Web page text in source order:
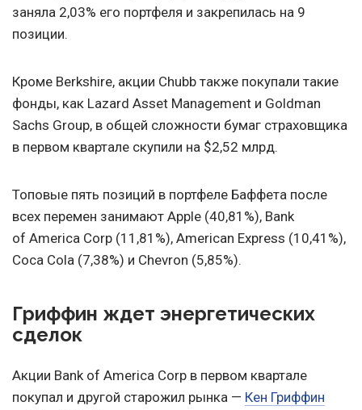
заняла 2,03% его портфеля и закрепилась на 9
позиции.
Кроме Berkshire, акции Chubb также покупали такие
фонды, как Lazard Asset Management и Goldman
Sachs Group, в общей сложности бумаг страховщика
в первом квартале скупили на $2,52 млрд.
Топовые пять позиций в портфеле Баффета после
всех перемен занимают Apple (40,81%), Bank
of America Corp (11,81%), American Express (10,41%),
Coca Cola (7,38%) и Chevron (5,85%).
Гриффин ждет энергетических
сделок
Акции Bank of America Corp в первом квартале
покупал и другой старожил рынка — Кен Гриффин